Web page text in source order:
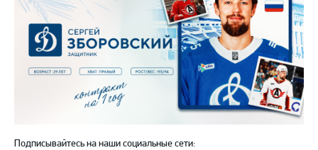
Подписывайтесь на наши социальные сети: